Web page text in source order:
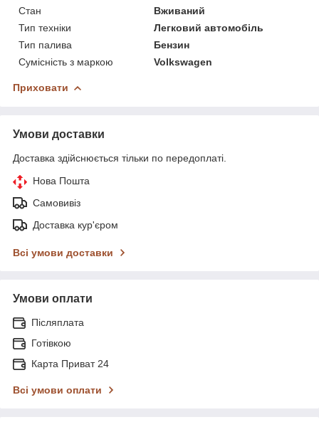
Стан
Вживаний
Тип техніки
Легковий автомобіль
Тип палива
Бензин
Сумісність з маркою
Volkswagen
Приховати
Умови доставки
Доставка здійснюється тільки по передоплаті.
Нова Пошта
Самовивіз
Доставка кур'єром
Всі умови доставки
Умови оплати
Післяплата
Готівкою
Карта Приват 24
Всі умови оплати